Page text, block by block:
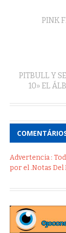
PINK
PITBULL Y
10» EL
Advertencia :
por el .Notas Del